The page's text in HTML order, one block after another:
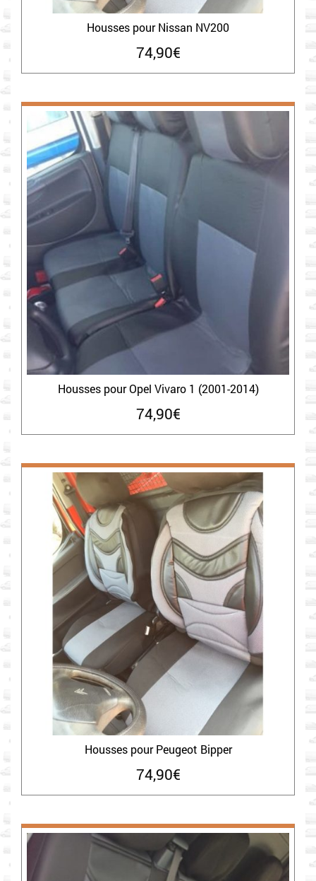
Housses pour Nissan NV200
74,90€
Housses pour Opel Vivaro 1 (2001-2014)
74,90€
Housses pour Peugeot Bipper
74,90€